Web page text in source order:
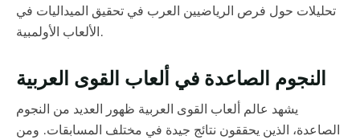
تحليلات حول فرص الرياضيين العرب في تحقيق الميداليات في
الألعاب الأولمبية.
النجوم الصاعدة في ألعاب القوى العربية
يشهد عالم ألعاب القوى العربية ظهور العديد من النجوم
الصاعدة، الذين يحققون نتائج جيدة في مختلف المسابقات. ومن